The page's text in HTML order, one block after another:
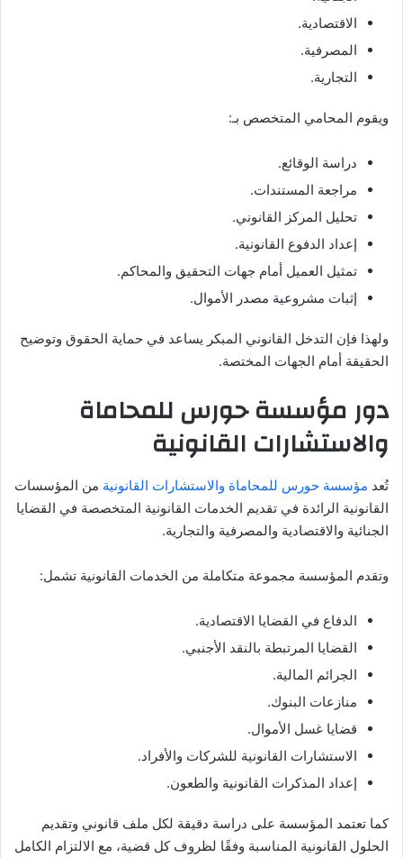
الاقتصادية.
المصرفية.
التجارية.
ويقوم المحامي المتخصص بـ:
دراسة الوقائع.
مراجعة المستندات.
تحليل المركز القانوني.
إعداد الدفوع القانونية.
تمثيل العميل أمام جهات التحقيق والمحاكم.
إثبات مشروعية مصدر الأموال.
ولهذا فإن التدخل القانوني المبكر يساعد في حماية الحقوق وتوضيح
الحقيقة أمام الجهات المختصة.
دور مؤسسة حورس للمحاماة
والاستشارات القانونية
تُعد مؤسسة حورس للمحاماة والاستشارات القانونية من المؤسسات
القانونية الرائدة في تقديم الخدمات القانونية المتخصصة في القضايا
الجنائية والاقتصادية والمصرفية والتجارية.
وتقدم المؤسسة مجموعة متكاملة من الخدمات القانونية تشمل:
الدفاع في القضايا الاقتصادية.
القضايا المرتبطة بالنقد الأجنبي.
الجرائم المالية.
منازعات البنوك.
قضايا غسل الأموال.
الاستشارات القانونية للشركات والأفراد.
إعداد المذكرات القانونية والطعون.
كما تعتمد المؤسسة على دراسة دقيقة لكل ملف قانوني وتقديم
الحلول القانونية المناسبة وفقًا لظروف كل قضية، مع الالتزام الكامل